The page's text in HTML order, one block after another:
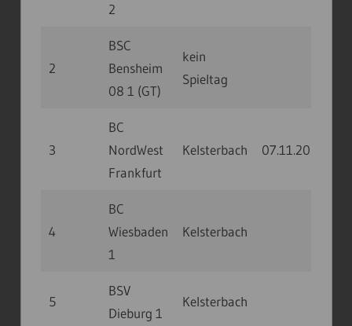
2
2
BSC
Bensheim
08 1 (GT)
kein
Spieltag
3
BC
NordWest
Frankfurt
Kelsterbach 07.11.20
4
BC
Wiesbaden
1
Kelsterbach
5
BSV
Dieburg 1
Kelsterbach